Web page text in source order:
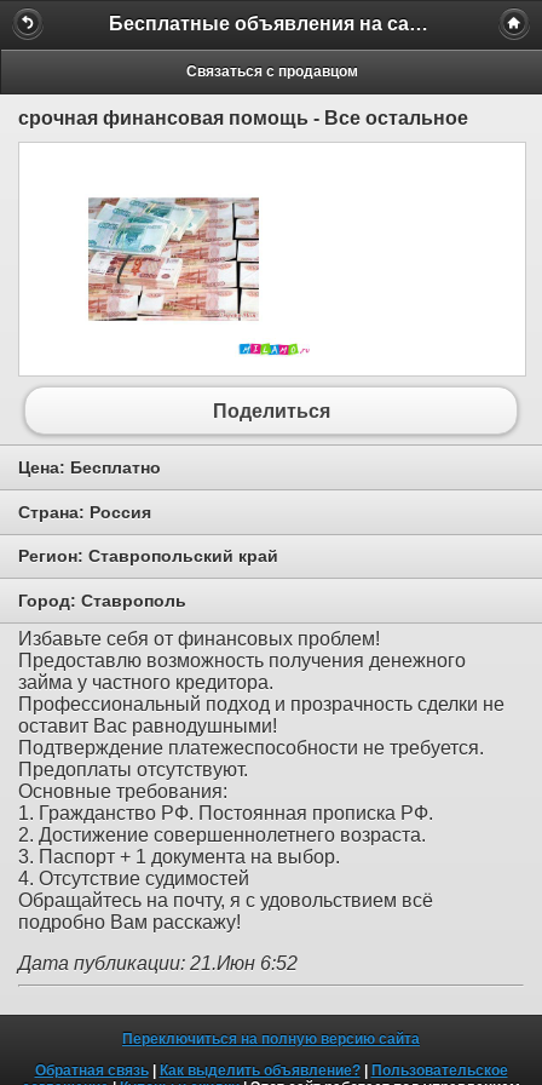
Бесплатные объявления на сайте MILAMO.ru
Связаться с продавцом
срочная финансовая помощь - Все остальное
Поделиться
Цена: Бесплатно
Страна: Россия
Регион: Ставропольский край
Город: Ставрополь
Избавьте себя от финансовых проблем!
Предоставлю возможность получения денежного
займа у частного кредитора.
Профессиональный подход и прозрачность сделки не
оставит Вас равнодушными!
Подтверждение платежеспособности не требуется.
Предоплаты отсутствуют.
Основные требования:
1. Гражданство РФ. Постоянная прописка РФ.
2. Достижение совершеннолетнего возраста.
3. Паспорт + 1 документа на выбор.
4. Отсутствие судимостей
Обращайтесь на почту, я с удовольствием всё
подробно Вам расскажу!
Дата публикации: 21.Июн 6:52
Переключиться на полную версию сайта
Обратная связь| Как выделить объявление?| Пользовательское